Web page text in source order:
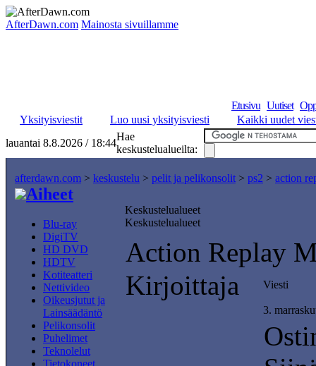
AfterDawn.com Mainosta sivuillamme
Etusivu Uutiset
Yksityisviestit
Luo uusi yksityisviesti
Kaikki uudet
lauantai 8.8.2026 / 18:44
Hae
keskustelualueilta:
afterdawn.com > keskustelu > pelit ja pelikonsolit > ps2 > action
Aiheet
Blu-ray
DigiTV
HD DVD
HDTV
Kotiteatteri
Nettivideo
Oikeusjutut ja
Lainsäädäntö
Pelikonsolit
Puhelimet
Teknolelut
Tietokoneet
Keskustelualueet
Keskustelualueet
Action Replay
Kirjoittaja
Viesti
3.